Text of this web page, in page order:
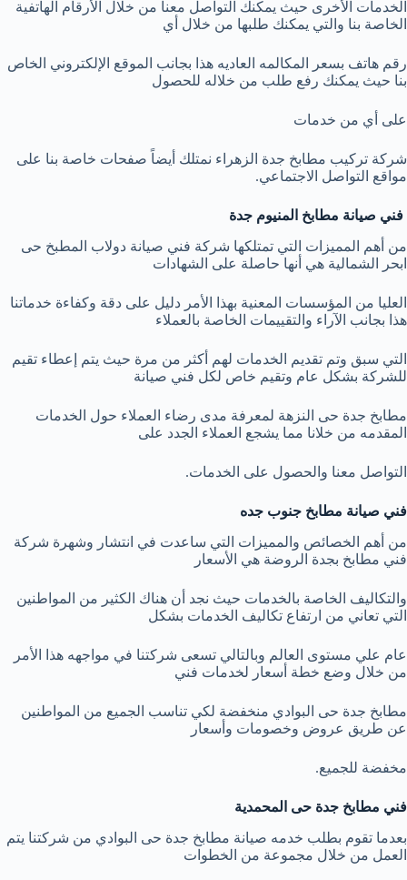
الخدمات الأخرى حيث يمكنك التواصل معنا من خلال الأرقام الهاتفية
الخاصة بنا والتي يمكنك طلبها من خلال أي
رقم هاتف بسعر المكالمه العاديه هذا بجانب الموقع الإلكتروني الخاص
بنا حيث يمكنك رفع طلب من خلاله للحصول
على أي من خدمات
شركة تركيب مطابخ جدة الزهراء نمتلك أيضاً صفحات خاصة بنا على
مواقع التواصل الاجتماعي.
فني صيانة مطابخ المنيوم جدة
من أهم المميزات التي تمتلكها شركة فني صيانة دولاب المطبخ حى
ابحر الشمالية هي أنها حاصلة على الشهادات
العليا من المؤسسات المعنية بهذا الأمر دليل على دقة وكفاءة خدماتنا
هذا بجانب الآراء والتقييمات الخاصة بالعملاء
التي سبق وتم تقديم الخدمات لهم أكثر من مرة حيث يتم إعطاء تقيم
للشركة بشكل عام وتقيم خاص لكل فني صيانة
مطابخ جدة حى النزهة لمعرفة مدى رضاء العملاء حول الخدمات
المقدمه من خلانا مما يشجع العملاء الجدد على
التواصل معنا والحصول على الخدمات.
فني صيانة مطابخ جنوب جده
من أهم الخصائص والمميزات التي ساعدت في انتشار وشهرة شركة
فني مطابخ بجدة الروضة هي الأسعار
والتكاليف الخاصة بالخدمات حيث نجد أن هناك الكثير من المواطنين
التي تعاني من ارتفاع تكاليف الخدمات بشكل
عام علي مستوى العالم وبالتالي تسعى شركتنا في مواجهه هذا الأمر
من خلال وضع خطة أسعار لخدمات فني
مطابخ جدة حى البوادي منخفضة لكي تناسب الجميع من المواطنين
عن طريق عروض وخصومات وأسعار
مخفضة للجميع.
فني مطابخ جدة حى المحمدية
بعدما تقوم بطلب خدمه صيانة مطابخ جدة حى البوادي من شركتنا يتم
العمل من خلال مجموعة من الخطوات